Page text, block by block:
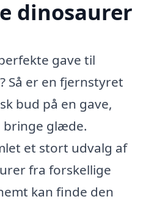
dinosaurer
gave til
Så er en fjernstyret
bud på en gave,
bringe glæde.
et stort udvalg af
fra forskellige
kan finde den